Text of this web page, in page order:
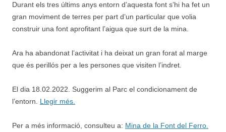
Durant els tres últims anys entorn d’aquesta font s’hi ha fet un
gran moviment de terres per part d’un particular que volia
construir una font aprofitant l’aigua que surt de la mina.
Ara ha abandonat l’activitat i ha deixat un gran forat al marge
que és perillós per a les persones que visiten l’indret.
El dia 18.02.2022. Suggerim al Parc el condicionament de
l’entorn. Llegir més.
Per a més informació, consulteu a: Mina de la Font del Ferro.